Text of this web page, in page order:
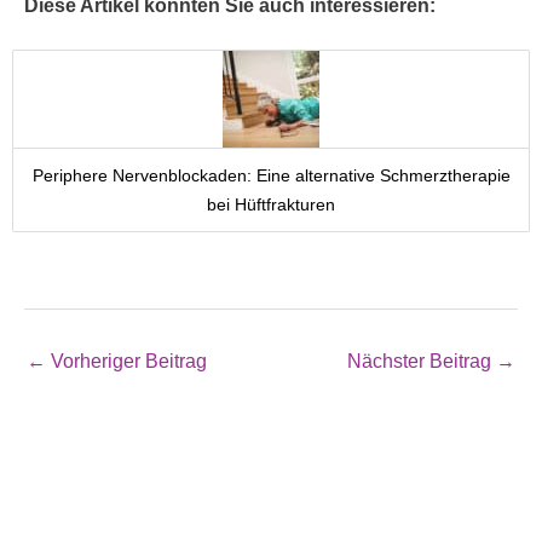
Diese Artikel könnten Sie auch interessieren:
Periphere Nervenblockaden: Eine alternative Schmerztherapie
bei Hüftfrakturen
← Vorheriger Beitrag Nächster Beitrag →